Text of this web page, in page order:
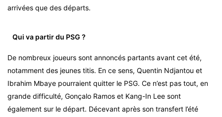
arrivées que des départs.
Qui va partir du PSG ?
De nombreux joueurs sont annoncés partants avant cet été,
notamment des jeunes titis. En ce sens, Quentin Ndjantou et
Ibrahim Mbaye pourraient quitter le PSG. Ce n’est pas tout, en
grande difficulté, Gonçalo Ramos et Kang-In Lee sont
également sur le départ. Décevant après son transfert l’été